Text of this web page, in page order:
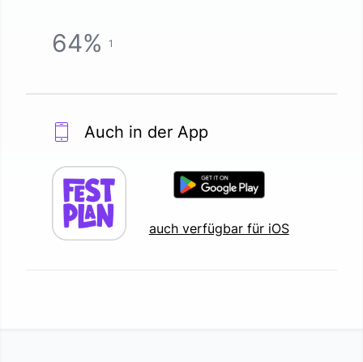
64% 1
Auch in der App
auch verfügbar für iOS